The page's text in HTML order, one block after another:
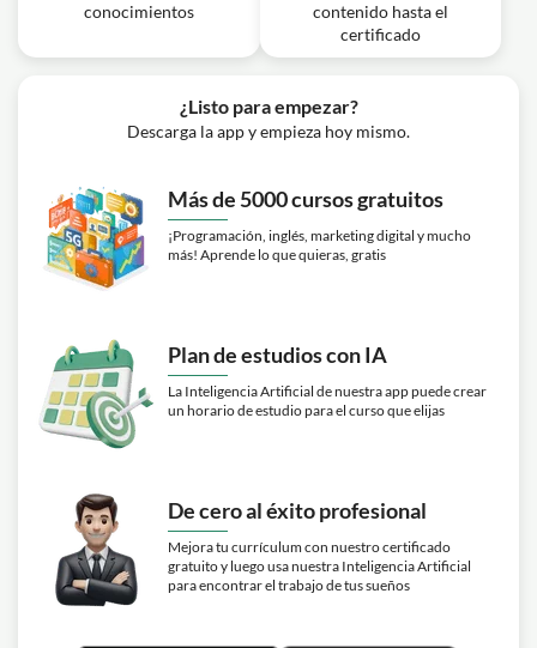
conocimientos
contenido hasta el
certificado
¿Listo para empezar?
Descarga la app y empieza hoy mismo.
Más de 5000 cursos gratuitos
¡Programación, inglés, marketing digital y mucho
más! Aprende lo que quieras, gratis
Plan de estudios con IA
La Inteligencia Artificial de nuestra app puede crear
un horario de estudio para el curso que elijas
De cero al éxito profesional
Mejora tu currículum con nuestro certificado
gratuito y luego usa nuestra Inteligencia Artificial
para encontrar el trabajo de tus sueños